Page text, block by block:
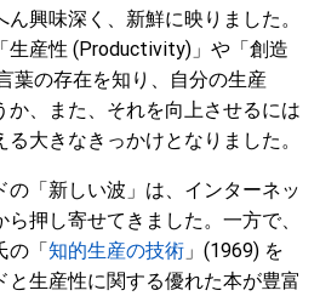
興味深く、新鮮に映りました。
生産性 (Productivity)」や「創造
葉の存在を知り、自分の生産
か、また、それを向上させるには
大きなきっかけとなりました。
の「新しい波」は、インターネッ
押し寄せてきました。一方で、
の「知的生産の技術 」(1969) を
生産性に関する優れた本が豊富